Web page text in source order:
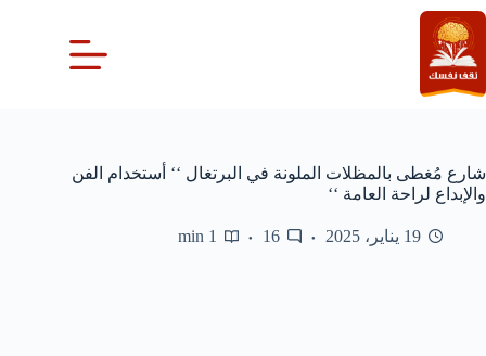
التجاوز
إلى
المحتوى
شارع مُغطى بالمظلات الملونة في البرتغال ‘‘ أستخدام الفن
والإبداع لراحة العامة ‘‘
19 يناير، 2025 16
1 min